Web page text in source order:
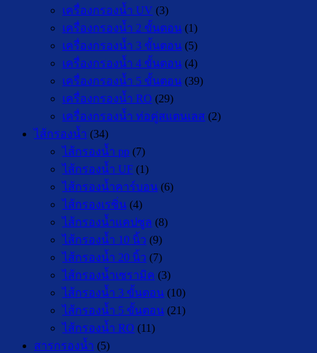
เครื่องกรองน้ำ UV (3)
เครื่องกรองน้ำ 2 ขั้นตอน (1)
เครื่องกรองน้ำ 3 ขั้นตอน (5)
เครื่องกรองน้ำ 4 ขั้นตอน (4)
เครื่องกรองน้ำ 5 ขั้นตอน (39)
เครื่องกรองน้ำ RO (29)
เครื่องกรองน้ำ ท่อคู่สแตนเลส (2)
ไส้กรองน้ำ (34)
ไส้กรองน้ำ pp (7)
ไส้กรองน้ำ UF (1)
ไส้กรองน้ำคาร์บอน (6)
ไส้กรองเรซิ่น (4)
ไส้กรองน้ำแคปซูล (8)
ไส้กรองน้ำ 10 นิ้ว (9)
ไส้กรองน้ำ 20 นิ้ว (7)
ไส้กรองน้ำเซรามิค (3)
ไส้กรองน้ำ 3 ขั้นตอน (10)
ไส้กรองน้ำ 5 ขั้นตอน (21)
ไส้กรองน้ำ RO (11)
สารกรองน้ำ (5)